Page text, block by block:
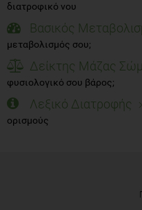
διατροφικό νου
Βασικός
μεταβολισμός σου;
Δείκτης Μάζας
φυσιολογικό σου βάρος;
Λεξικό Διατροφής
ορισμούς